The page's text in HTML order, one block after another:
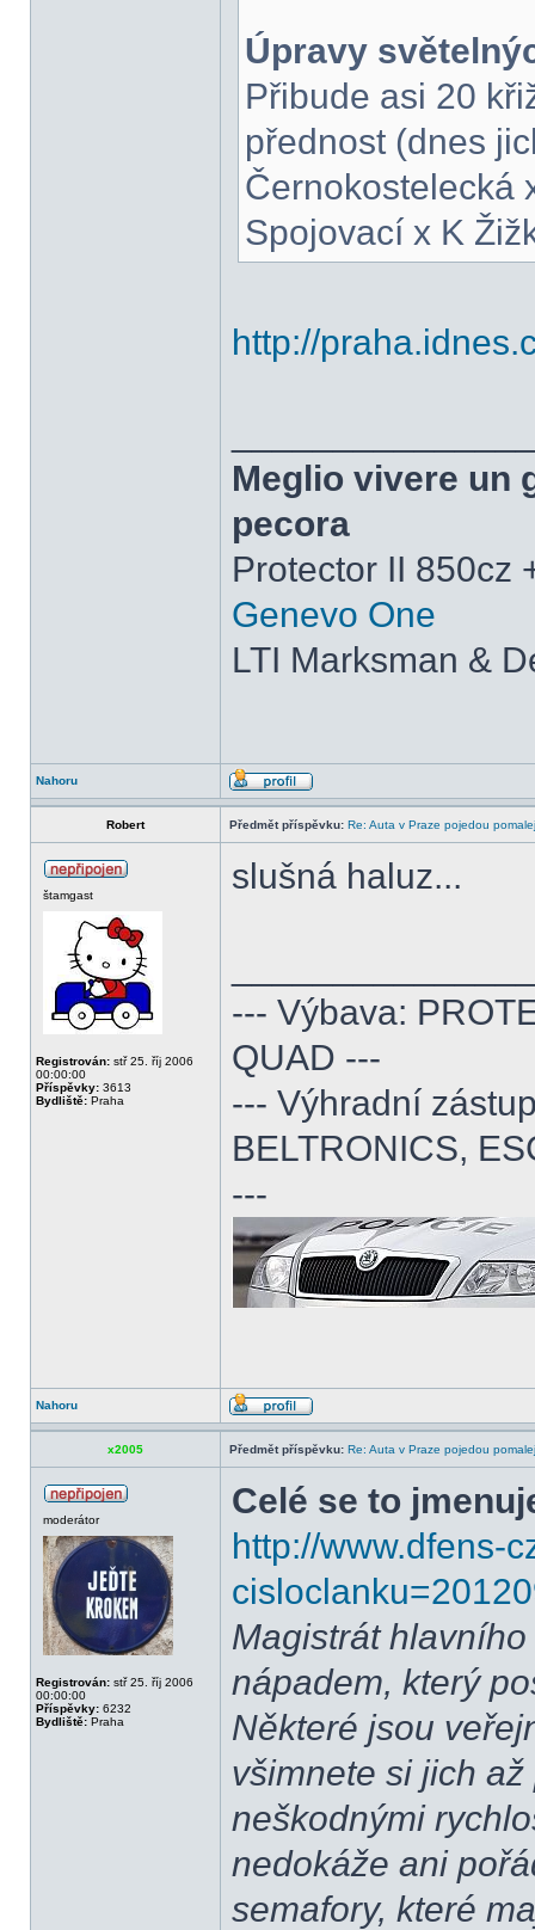
Úpravy
Přibude asi 20
přednost (dnes
Černokostelecká
Spojovací x K
http://
Meglio vivere un
pecora
Protector II 850cz
Genevo One
LTI Marksman &
Nahoru
Robert Předmět příspěvku: Re: Auta v Praze pojedou
štamgast
Registrován: stř 25. říj 2006
00:00:00
Příspěvky: 3613
Bydliště: Praha
slušná haluz...
--- Výbava:
QUAD ---
--- Výhradní
BELTRONICS,
---
Nahoru
x2005 Předmět příspěvku: Re: Auta v Praze pojedou
moderátor
Registrován: stř 25. říj 2006
00:00:00
Příspěvky: 6232
Bydliště: Praha
Celé se to
http://www.dfens-
Magistrát
nápadem, který
Některé jsou
všimnete si jich
neškodnými
nedokáže ani
semafory, které